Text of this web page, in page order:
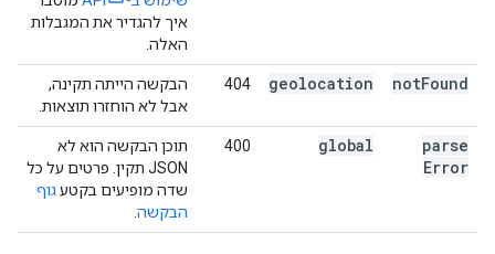
איך להגדיר את המגבלות
האלה.
notFound
geolocation
404
הבקשה הייתה תקינה,
אבל לא הוחזרו תוצאות.
parse
Error
global
400
תוכן הבקשה הוא לא
JSON תקין. פרטים על כל
שדה מופיעים בקטעגוף
הבקשה